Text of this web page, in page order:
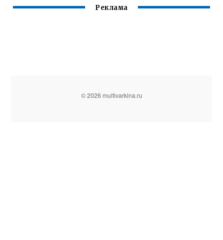
Реклама
© 2026 multivarkina.ru